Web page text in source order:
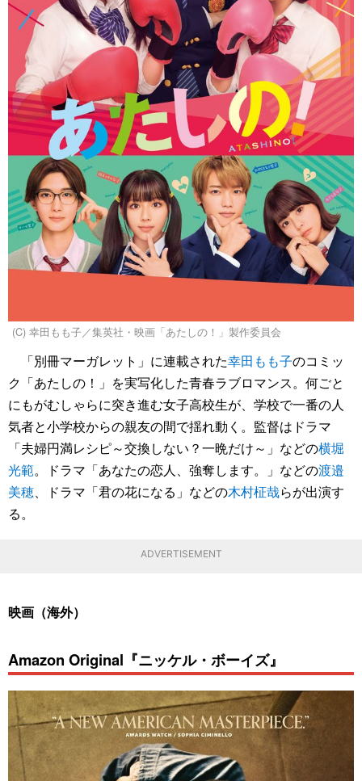
(C) 幸田もも子／集英社・映画「あたしの！」製作委員会
「別冊マーガレット」に連載された幸田もも子のコミッ
ク「あたしの！」を実写化した青春ラブロマンス。何ごと
にもがむしゃらに突き進む女子高校生が、学校で一番の人
気者と小学校からの親友の間で揺れ動く。監督はドラマ
「夫婦円満レシピ～交換しない？一晩だけ～」などの横堀
光範。ドラマ「あなたの恋人、強奪します。」などの渡邉
美穂、ドラマ「君の花になる」などの木村柾哉らが出演す
る。
ADVERTISEMENT
映画（海外）
Amazon Original『ニッケル・ボーイズ』